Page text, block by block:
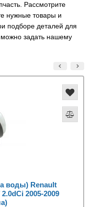
Рассмотрите
нужные товары и
подборе деталей для
задать нашему
воды) Renault
2005-2009